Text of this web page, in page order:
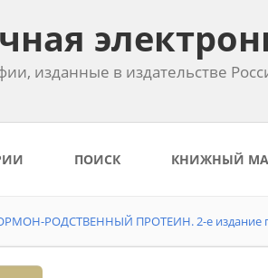
изданные в издательстве
ПОИСК КНИЖНЫЙ
РОДСТВЕННЫЙ ПРОТЕИН. 2-е издание